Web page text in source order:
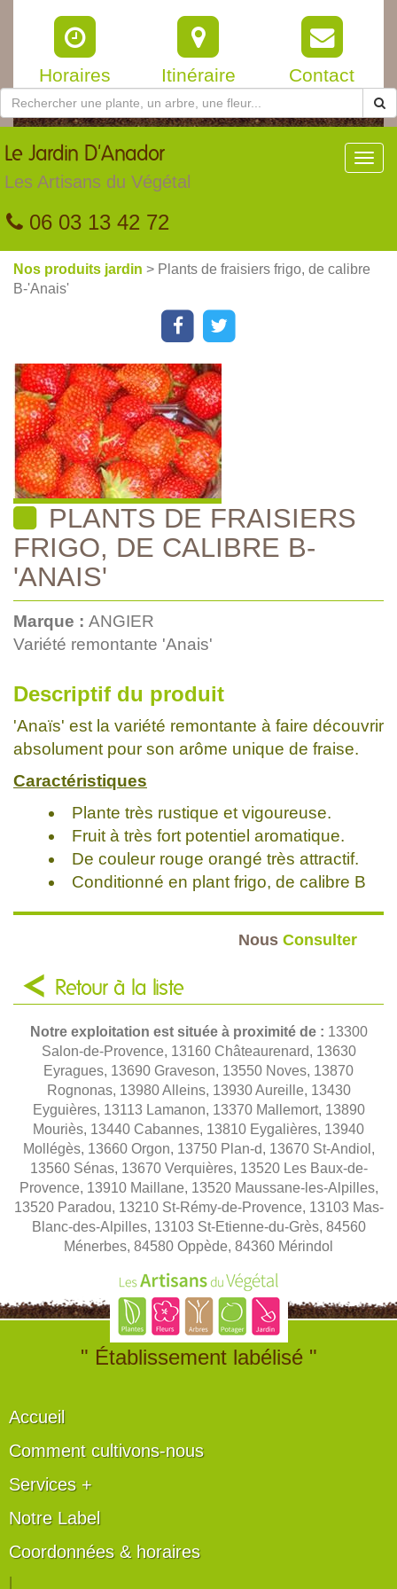
Horaires Itinéraire Contact
Le Jardin D'Anador
Les Artisans du Végétal
06 03 13 42 72
Nos produits jardin > Plants de fraisiers frigo, de calibre
B-'Anais'
PLANTS DE FRAISIERS
FRIGO, DE CALIBRE B-
'ANAIS'
Marque : ANGIER
Variété remontante 'Anais'
Descriptif du produit
'Anaïs' est la variété remontante à faire découvrir
absolument pour son arôme unique de fraise.
Caractéristiques
Plante très rustique et vigoureuse.
Fruit à très fort potentiel aromatique.
De couleur rouge orangé très attractif.
Conditionné en plant frigo, de calibre B
Nous Consulter
Retour à la liste
Notre exploitation est située à proximité de : 13300
Salon-de-Provence, 13160 Châteaurenard, 13630
Eyragues, 13690 Graveson, 13550 Noves, 13870
Rognonas, 13980 Alleins, 13930 Aureille, 13430
Eyguières, 13113 Lamanon, 13370 Mallemort, 13890
Mouriès, 13440 Cabannes, 13810 Eygalières, 13940
Mollégès, 13660 Orgon, 13750 Plan-d, 13670 St-Andiol,
13560 Sénas, 13670 Verquières, 13520 Les Baux-de-
Provence, 13910 Maillane, 13520 Maussane-les-Alpilles,
13520 Paradou, 13210 St-Rémy-de-Provence, 13103 Mas-
Blanc-des-Alpilles, 13103 St-Etienne-du-Grès, 84560
Ménerbes, 84580 Oppède, 84360 Mérindol
" Établissement labélisé "
Accueil
Comment cultivons-nous
Services +
Notre Label
Coordonnées & horaires